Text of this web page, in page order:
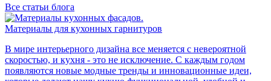
Все статьи блога
Материалы для кухонных гарнитуров
В мире интерьерного дизайна все меняется с невероятной
скоростью, и кухня - это не исключение. С каждым годом
появляются новые модные тренды и инновационные идеи,